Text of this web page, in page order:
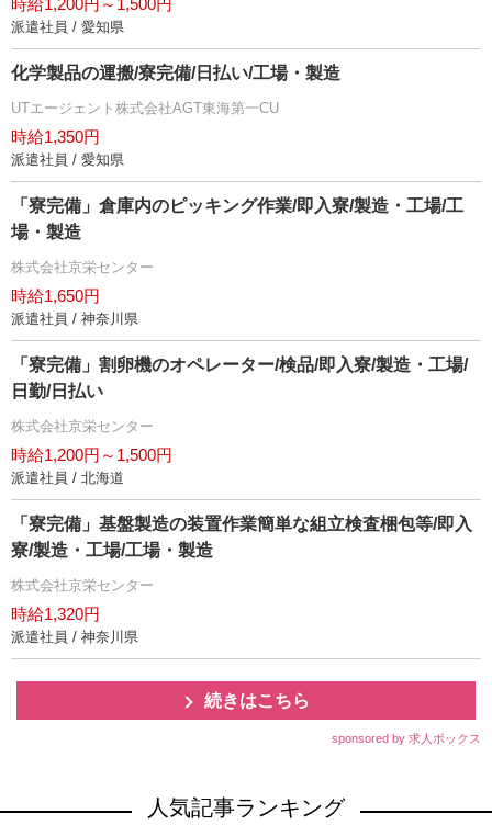
時給1,200円～1,500円
派遣社員 / 愛知県
化学製品の運搬/寮完備/日払い/工場・製造
UTエージェント株式会社AGT東海第一CU
時給1,350円
派遣社員 / 愛知県
「寮完備」倉庫内のピッキング作業/即入寮/製造・工場/工
場・製造
株式会社京栄センター
時給1,650円
派遣社員 / 神奈川県
「寮完備」割卵機のオペレーター/検品/即入寮/製造・工場/
日勤/日払い
株式会社京栄センター
時給1,200円～1,500円
派遣社員 / 北海道
「寮完備」基盤製造の装置作業簡単な組立検査梱包等/即入
寮/製造・工場/工場・製造
株式会社京栄センター
時給1,320円
派遣社員 / 神奈川県
続きはこちら
sponsored by 求人ボックス
人気記事ランキング